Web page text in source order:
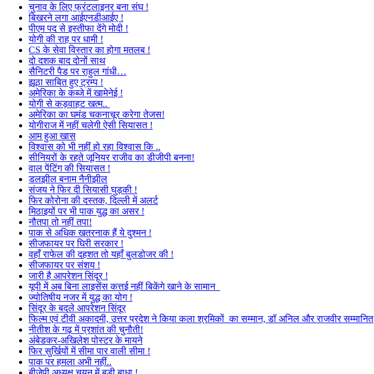
चुनाव के लिए फ्रंटलाइनर बना संघ !
बिखरने लगा आईएनडीआईए !
पीएम पद से इस्तीफा देंगे मोदी !
योगी की राह पर धामी !
CS के सेवा विस्तार का होगा मतलब !
दो दशक बाद दोनों साथ
सैनिटरी पैड पर राहुल गांधी…
झूठा साबित हुए ट्रम्प !
अमेरिका के कब्जे में खामेनेई !
योगी से कड़वाहट खत्म..
अमेरिका का घमंड चकनाचूर करेगा तेजस!
योगीराज में नहीं चलेगी ऐसी सियासत !
आम हुआ खास
विश्वास को भी नहीं हो रहा विश्वास कि ..
सीनियरों के रहते जूनियर राजीव का डीजीपी बनना!
वाल पेंटिंग की सियासत !
डलझील बनाम नैनीझील
संजय ने फिर दी सियासी घुड़की !
फिर कोरोना की दस्तक, दिल्ली में अलर्ट
मिठाइयों पर भी पाक युद्ध का असर !
नौतपा तो नहीं तपा!
पाक से अधिक खतरनाक हैं ये दुश्मन !
सीजफायर पर घिरी सरकार !
वहाँ राफेल की दहशत तो यहाँ बुलडोजर की !
सीजफायर पर संशय !
जारी है आपरेशन सिंदूर !
यूपी में अब बिना लाइसेंस कत्तई नहीं बिकेंगे खाने के सामान
ज्योतिषीय नजर में युद्ध का योग !
सिंदूर के बदले आपरेशन सिंदूर
फिल्म एवं टीवी अकादमी, उत्तर प्रदेश ने किया कला श्रमिकों का सम्मान, डॉ अनिल और राजवीर सम्मानित
नीतीश के गढ़ में प्रशांत की चुनौती!
अंबेडकर-अखिलेश पोस्टर के मायने
फिर सुर्खियों में सीमा पार वाली सीमा !
पाक पर हमला अभी नहीं..